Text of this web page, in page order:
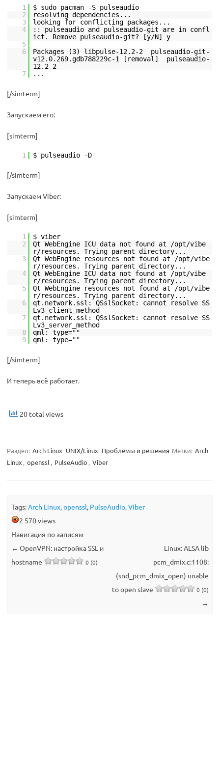
1
$ sudo pacman -S pulseaudio
2
resolving dependencies...
3
looking for conflicting packages...
4
:: pulseaudio and pulseaudio-git are in confl
ict. Remove pulseaudio-git? [y/N] y
5
6
Packages (3) libpulse-12.2-2 pulseaudio-git-
v12.0.269.gdb788229c-1 [removal] pulseaudio-
12.2-2
7
...
[/simterm]
Запускаем его:
[simterm]
1 $ pulseaudio -D
[/simterm]
Запускаем Viber:
[simterm]
1
$ viber
2
Qt WebEngine ICU data not found at /opt/vibe
r/resources. Trying parent directory...
3
Qt WebEngine resources not found at /opt/vibe
r/resources. Trying parent directory...
4
Qt WebEngine ICU data not found at /opt/vibe
r/resources. Trying parent directory...
5
Qt WebEngine resources not found at /opt/vibe
r/resources. Trying parent directory...
6
qt.network.ssl: QSslSocket: cannot resolve SS
Lv3_client_method
7
qt.network.ssl: QSslSocket: cannot resolve SS
Lv3_server_method
8
qml: type=""
9
qml: type=""
[/simterm]
И теперь всё работает.
20 total views
Раздел: Arch Linux UNIX/Linux Проблемы и решения Метки: Arch
Linux , openssl , PulseAudio , Viber
Tags:Arch Linux,openssl, PulseAudio,Viber
2 570 views
Навигация по записям
← OpenVPN: настройка SSL и
hostname
0 (0)
Linux: ALSA lib
pcm_dmix.c:1108:
(snd_pcm_dmix_open) unable
to open slave
0 (0)
→